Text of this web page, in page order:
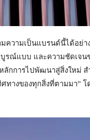
ความเป็นแบรนด์นี้ได้อย่า
รณ์แบบ และความชัดเจน
ลักการไปพัฒนาสู่สิ่งใหม่
ทางของทุกสิ่งที่ตามมา”